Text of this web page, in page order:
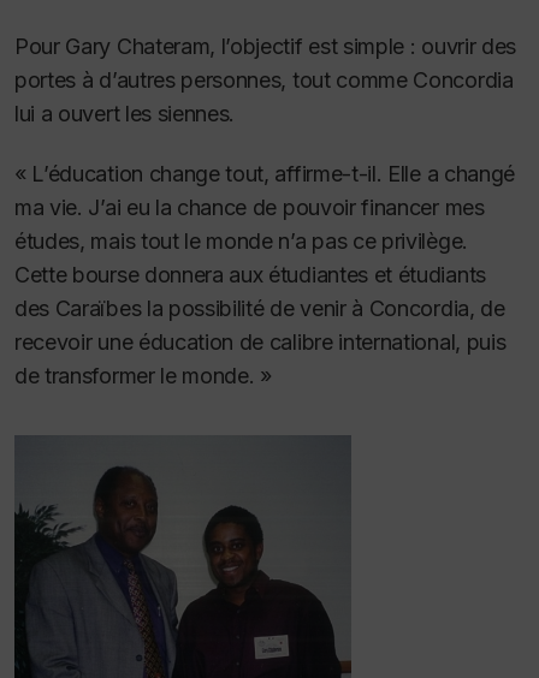
Pour Gary Chateram, l’objectif est simple : ouvrir des
portes à d’autres personnes, tout comme Concordia
lui a ouvert les siennes.
« L’éducation change tout, affirme-t-il. Elle a changé
ma vie. J’ai eu la chance de pouvoir financer mes
études, mais tout le monde n’a pas ce privilège.
Cette bourse donnera aux étudiantes et étudiants
des Caraïbes la possibilité de venir à Concordia, de
recevoir une éducation de calibre international, puis
de transformer le monde. »